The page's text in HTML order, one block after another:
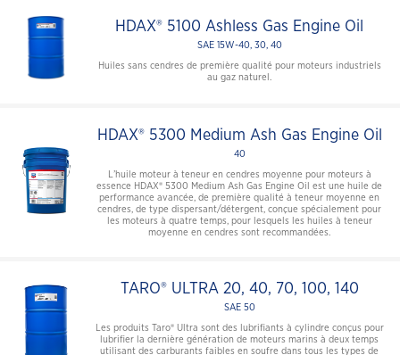
HDAX® 5100 Ashless Gas Engine Oil
SAE 15W-40, 30, 40
Huiles sans cendres de première qualité pour moteurs industriels
au gaz naturel.
HDAX® 5300 Medium Ash Gas Engine Oil
40
L’huile moteur à teneur en cendres moyenne pour moteurs à
essence HDAX® 5300 Medium Ash Gas Engine Oil est une huile de
performance avancée, de première qualité à teneur moyenne en
cendres, de type dispersant/détergent, conçue spécialement pour
les moteurs à quatre temps, pour lesquels les huiles à teneur
moyenne en cendres sont recommandées.
TARO® ULTRA 20, 40, 70, 100, 140
SAE 50
Les produits Taro® Ultra sont des lubrifiants à cylindre conçus pour
lubrifier la dernière génération de moteurs marins à deux temps
utilisant des carburants faibles en soufre dans tous les types de